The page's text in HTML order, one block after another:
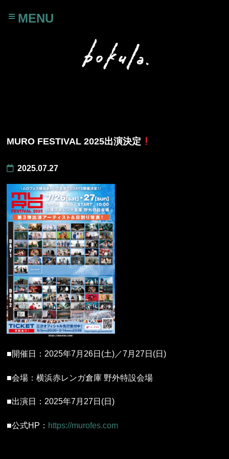
MENU
MURO FESTIVAL 2025出演決定
2025.07.27
■開催日：2025年7月26日(土)／7月27日(日)
■会場：横浜赤レンガ倉庫 野外特設会場
■出演日：2025年7月27日(日)
■公式HP： https://murofes.com